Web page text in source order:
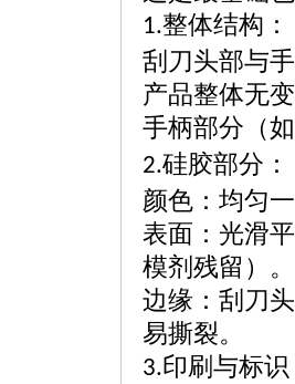
1.整体结构：
刮刀头部与
产品整体无
手柄部分（
2.硅胶部分：
颜色：均匀
表面：光滑
模剂残留）。
边缘：刮刀
易撕裂。
3.印刷与标识